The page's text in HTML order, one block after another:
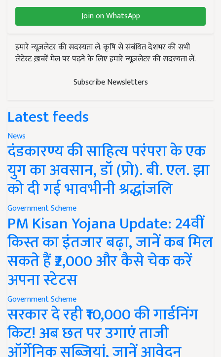
Join on WhatsApp
हमारे न्यूज़लेटर की सदस्यता लें. कृषि से संबंधित देशभर की सभी
लेटेस्ट ख़बरें मेल पर पढ़ने के लिए हमारे न्यूज़लेटर की सदस्यता लें.
Subscribe Newsletters
Latest feeds
News
दंडकारण्य की साहित्य परंपरा के एक
युग का अवसान, डॉ (प्रो). बी. एल. झा
को दी गई भावभीनी श्रद्धांजलि
Government Scheme
PM Kisan Yojana Update: 24वीं
किस्त का इंतजार बढ़ा, जानें कब मिल
सकते हैं ₹2,000 और कैसे चेक करें
अपना स्टेटस
Government Scheme
सरकार दे रही ₹10,000 की गार्डनिंग
किट! अब छत पर उगाएं ताजी